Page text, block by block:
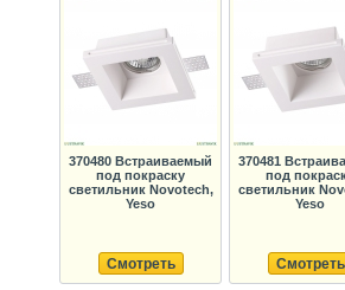
370480 Встраиваемый
под покраску
светильник Novotech,
Yeso
Смотреть
370481
под
светильник
Yeso
Смотреть